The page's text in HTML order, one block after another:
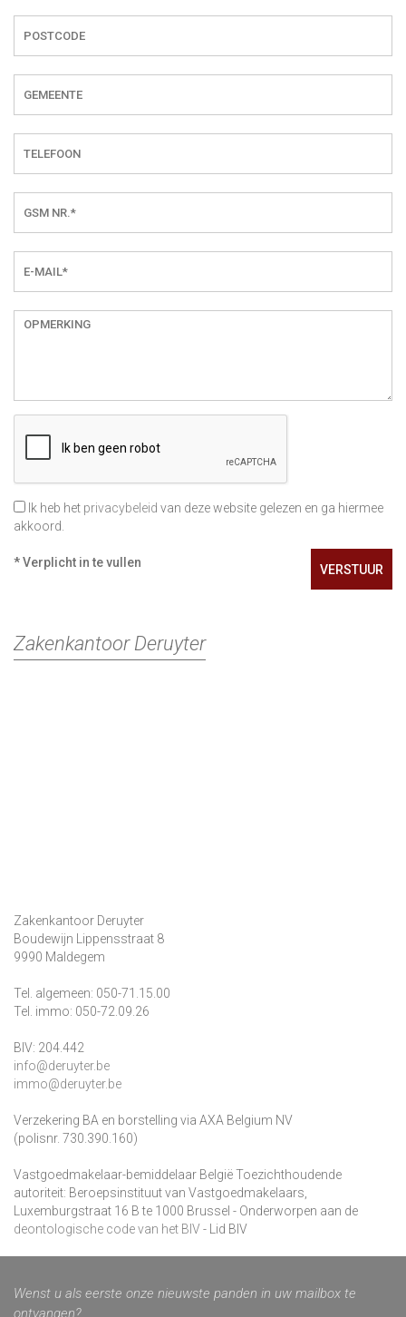
Ik heb het privacybeleid van deze website gelezen en ga hiermee
akkoord.
*Verplicht in te vullen
Zakenkantoor Deruyter
Zakenkantoor Deruyter
Boudewijn Lippensstraat 8
9990 Maldegem
Tel. algemeen: 050-71.15.00
Tel. immo: 050-72.09.26
BIV: 204.442
info@deruyter.be
immo@deruyter.be
Verzekering BA en borstelling via AXA Belgium NV
(polisnr. 730.390.160)
Vastgoedmakelaar-bemiddelaar België Toezichthoudende
autoriteit: Beroepsinstituut van Vastgoedmakelaars,
Luxemburgstraat 16 B te 1000 Brussel - Onderworpen aan de
deontologische code van het BIV- Lid BIV
Wenst u als eerste onze nieuwste panden in uw mailbox te
ontvangen?